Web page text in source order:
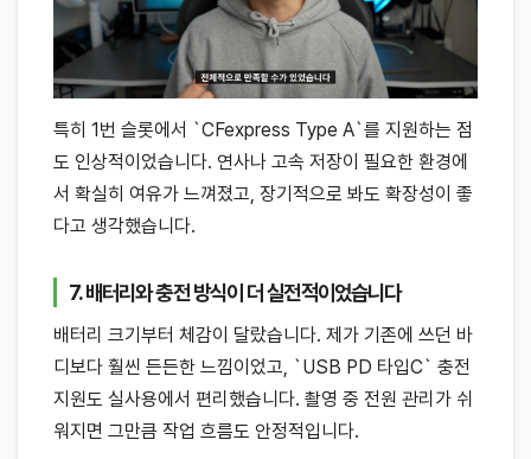
특히 1번 슬롯에서 `CFexpress Type A`를 지원하는 점
도 인상적이었습니다. 연사나 고속 저장이 필요한 환경에
서 확실히 여유가 느껴졌고, 장기적으로 봐도 확장성이 좋
다고 생각했습니다.
7. 배터리와 충전 방식이 더 실전적이었습니다
배터리 크기부터 체감이 달랐습니다. 제가 기존에 쓰던 바
디보다 훨씬 든든한 느낌이었고, `USB PD 타입C` 충전
지원도 실사용에서 편리했습니다. 촬영 중 전원 관리가 쉬
워지면 그만큼 작업 흐름도 안정적입니다.